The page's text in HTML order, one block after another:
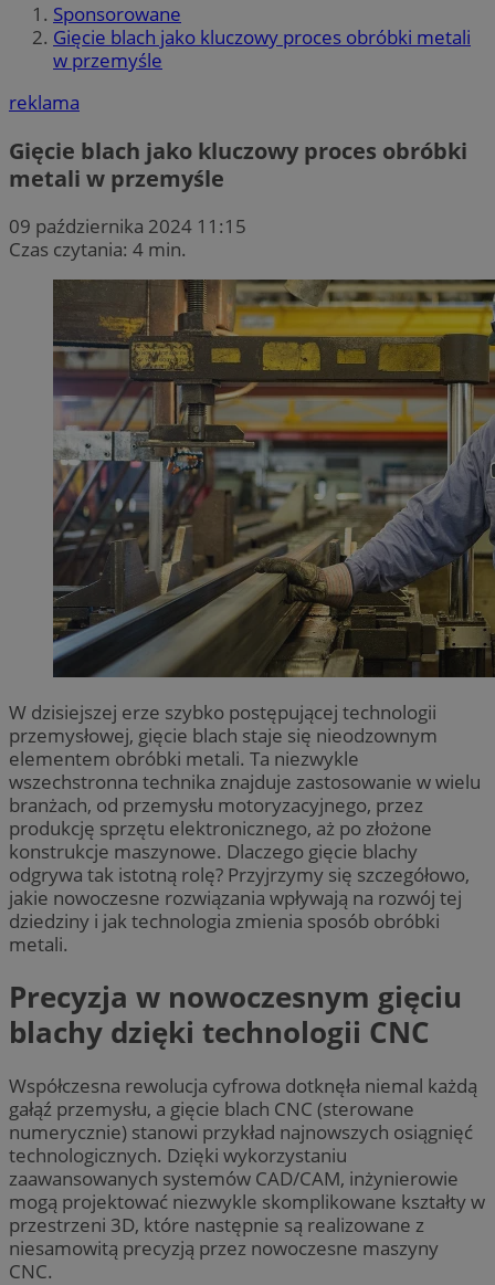
Sponsorowane
Gięcie blach jako kluczowy proces obróbki metali
w przemyśle
reklama
Gięcie blach jako kluczowy proces obróbki
metali w przemyśle
09 października 2024 11:15
Czas czytania: 4 min.
W dzisiejszej erze szybko postępującej technologii
przemysłowej, gięcie blach staje się nieodzownym
elementem obróbki metali. Ta niezwykle
wszechstronna technika znajduje zastosowanie w wielu
branżach, od przemysłu motoryzacyjnego, przez
produkcję sprzętu elektronicznego, aż po złożone
konstrukcje maszynowe. Dlaczego gięcie blachy
odgrywa tak istotną rolę? Przyjrzymy się szczegółowo,
jakie nowoczesne rozwiązania wpływają na rozwój tej
dziedziny i jak technologia zmienia sposób obróbki
metali.
Precyzja w nowoczesnym gięciu
blachy dzięki technologii CNC
Współczesna rewolucja cyfrowa dotknęła niemal każdą
gałąź przemysłu, a gięcie blach CNC (sterowane
numerycznie) stanowi przykład najnowszych osiągnięć
technologicznych. Dzięki wykorzystaniu
zaawansowanych systemów CAD/CAM, inżynierowie
mogą projektować niezwykle skomplikowane kształty w
przestrzeni 3D, które następnie są realizowane z
niesamowitą precyzją przez nowoczesne maszyny
CNC.